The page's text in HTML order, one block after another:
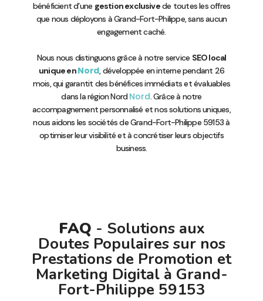
bénéficient d’une gestion exclusivede toutes les offres
que nous déployons à Grand-Fort-Philippe, sans aucun
engagement caché.
Nous nous distinguons grâce à notre service SEO local
unique enNord, développée en interne pendant 26
mois, qui garantit des bénéfices immédiats et évaluables
dans la région NordNord. Grâce à notre
accompagnement personnalisé et nos solutions uniques,
nous aidons les sociétés de Grand-Fort-Philippe 59153 à
optimiser leur visibilité et à concrétiser leurs objectifs
business.
FAQ - Solutions aux
Doutes Populaires sur nos
Prestations de Promotion et
Marketing Digital à Grand-
Fort-Philippe 59153